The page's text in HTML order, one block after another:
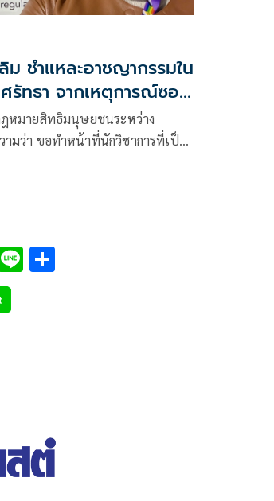
ม ชำแหละอาชญากรรมใน
รัทธา จากเหตุการณ์ซอย
หมายสิทธิมนุษยชนระหว่าง
ามว่า ขอทำหน้าที่นักวิชาการที่เป็น
Li